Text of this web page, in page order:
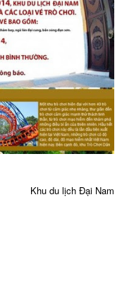
Khu du lịch Đại Nam